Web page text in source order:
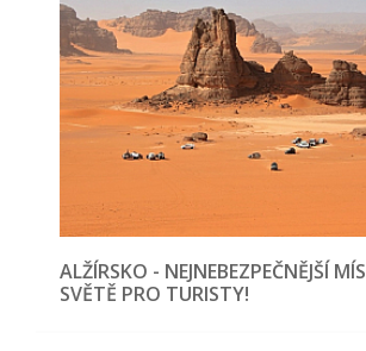
ALŽÍRSKO - NEJNEBEZPEČNĚJŠÍ
SVĚTĚ PRO TURISTY!